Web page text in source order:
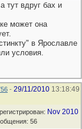
тут вдруг бах и
может она
в Ярославле
условия.
- 29/11/2010 13:18:49
Nov 2010
56